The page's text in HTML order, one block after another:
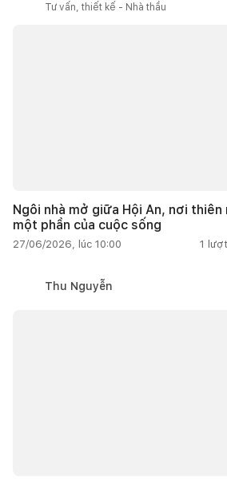
Tư vấn, thiết kế - Nhà thầu
Ngôi nhà mở giữa Hội An, nơi
một phần của cuộc sống
27/06/2026, lúc 10:00 1
Thu Nguyễn